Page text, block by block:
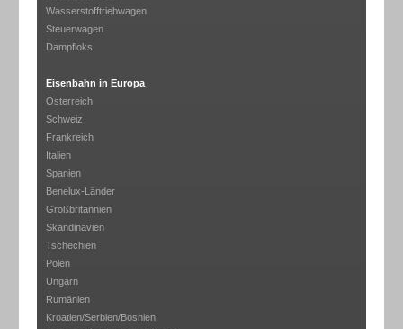
Wasserstofftriebwagen
Steuerwagen
Dampfloks
Eisenbahn in Europa
Österreich
Schweiz
Frankreich
Italien
Spanien
Benelux-Länder
Großbritannien
Skandinavien
Tschechien
Polen
Ungarn
Rumänien
Kroatien/Serbien/Bosnien